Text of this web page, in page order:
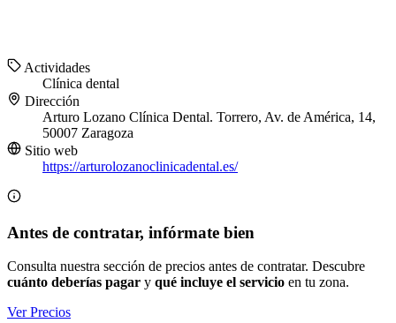
Actividades
Clínica dental
Dirección
Arturo Lozano Clínica Dental. Torrero, Av. de América, 14,
50007 Zaragoza
Sitio web
https://arturolozanoclinicadental.es/
Antes de contratar, infórmate bien
Consulta nuestra sección de precios antes de contratar. Descubre
cuánto deberías pagar y qué incluye el servicio en tu zona.
Ver Precios